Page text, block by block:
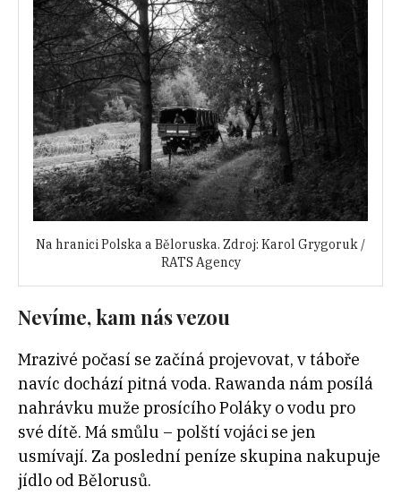
Na hranici Polska a Běloruska. Zdroj: Karol Grygoruk /
RATS Agency
Nevíme, kam nás vezou
Mrazivé počasí se začíná projevovat, v táboře
navíc dochází pitná voda. Rawanda nám posílá
nahrávku muže prosícího Poláky o vodu pro
své dítě. Má smůlu – polští vojáci se jen
usmívají. Za poslední peníze skupina nakupuje
jídlo od Bělorusů.